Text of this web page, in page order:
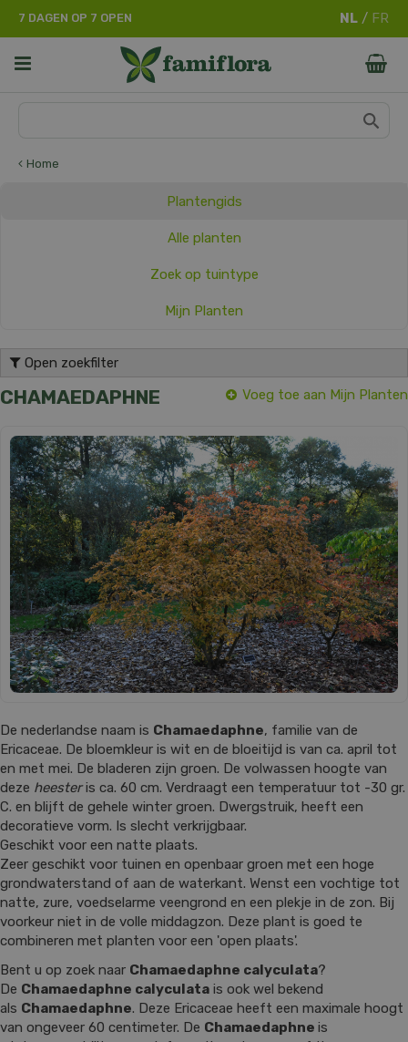
Home
7 DAGEN OP 7 OPEN
Plantengids
Alle planten
Zoek op tuintype
Mijn Planten
Open zoekfilter
CHAMAEDAPHNE Voeg toe aan Mijn Planten
De nederlandse naam is Chamaedaphne, familie van de
Ericaceae. De bloemkleur is wit en de bloeitijd is van ca. april tot
en met mei. De bladeren zijn groen. De volwassen hoogte van
deze heesteris ca. 60 cm. Verdraagt een temperatuur tot -30 gr.
C. en blijft de gehele winter groen. Dwergstruik, heeft een
decoratieve vorm. Is slecht verkrijgbaar.
Geschikt voor een natte plaats.
Zeer geschikt voor tuinen en openbaar groen met een hoge
grondwaterstand of aan de waterkant. Wenst een vochtige tot
natte, zure, voedselarme veengrond en een plekje in de zon. Bij
voorkeur niet in de volle middagzon. Deze plant is goed te
combineren met planten voor een 'open plaats'.
Bent u op zoek naar Chamaedaphne calyculata?
De Chamaedaphne calyculata is ook wel bekend
als Chamaedaphne. Deze Ericaceae heeft een maximale hoogt
van ongeveer 60 centimeter. De Chamaedaphne is